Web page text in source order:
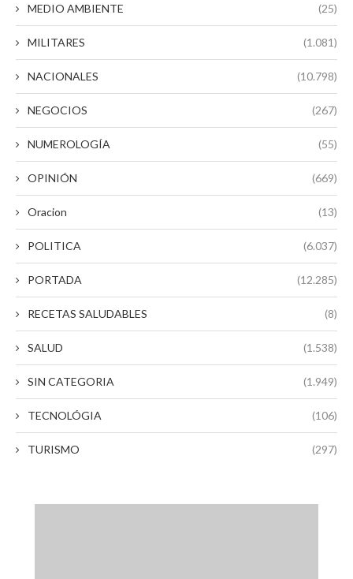
MEDIO AMBIENTE (25)
MILITARES (1.081)
NACIONALES (10.798)
NEGOCIOS (267)
NUMEROLOGÍA (55)
OPINIÓN (669)
Oracion (13)
POLITICA (6.037)
PORTADA (12.285)
RECETAS SALUDABLES (8)
SALUD (1.538)
SIN CATEGORIA (1.949)
TECNOLÓGIA (106)
TURISMO (297)